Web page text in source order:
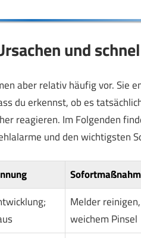
und
aber relativ häufig vor. Sie
du erkennst, ob es
reagieren. Im Folgenden
und den wichtigsten
Melder
weichem Pinsel